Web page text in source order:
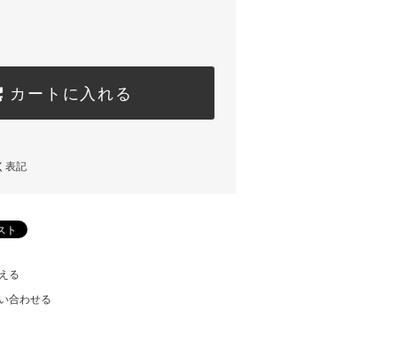
カートに入れる
表記
る
合わせる